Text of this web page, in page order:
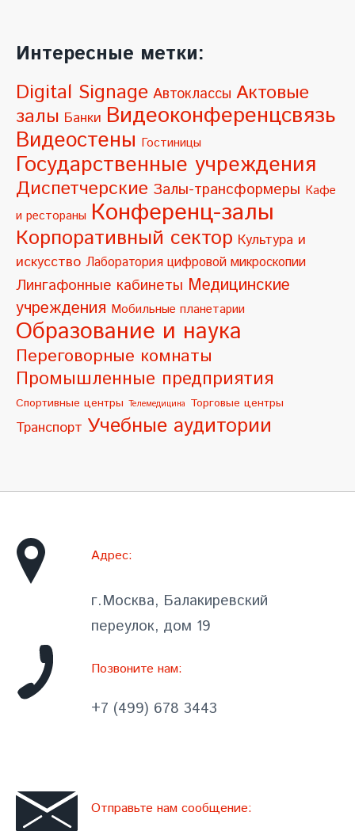
l
t
e
r
n
a
t
i
v
e
:
Интересные метки:
Digital Signage Автоклассы Актовые
залы Банки Видеоконференцсвязь
Видеостены Гостиницы
Государственные учреждения
Диспетчерские Залы-трансформеры Кафе
и рестораны Конференц-залы
Корпоративный сектор Культура и
искусство Лаборатория цифровой микроскопии
Лингафонные кабинеты Медицинские
учреждения Мобильные планетарии
Образование и наука
Переговорные комнаты
Промышленные предприятия
Спортивные центры Телемедицина Торговые центры
Транспорт Учебные аудитории
Адрес:
г.Москва, Балакиревский
переулок, дом 19
Позвоните нам:
+7 (499) 678 3443
Отправьте нам сообщение: